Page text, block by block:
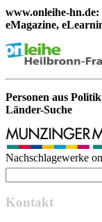
www.onleihe-hn.de:
eMagazine,
Personen aus
Länder-Suche
Nachschlagewerke
Kontakt